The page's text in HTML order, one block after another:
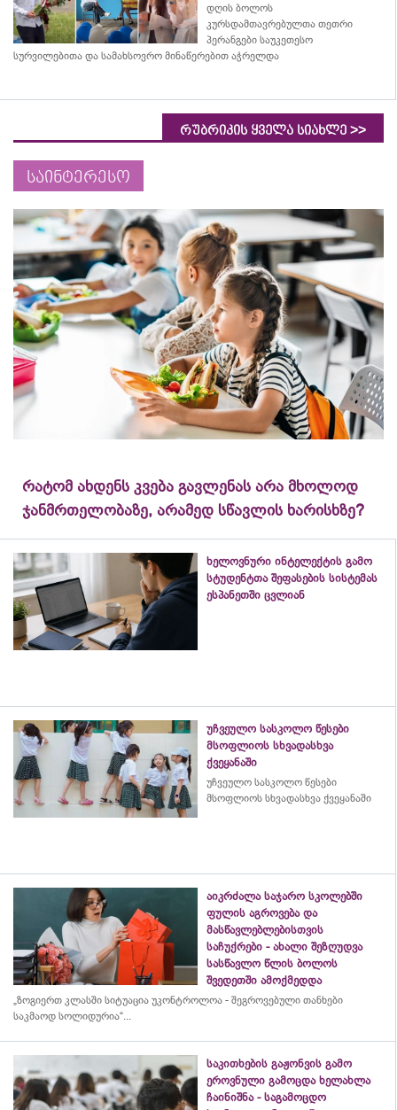
დღის ბოლოს
კურსდამთავრებულთა თეთრი
პერანგები საუკეთესო
სურვილებითა და სამახსოვრო მინაწერებით აჭრელდა
რუბრიკის ყველა სიახლე >>
საინტერესო
რატომ ახდენს კვება გავლენას არა მხოლოდ
ჯანმრთელობაზე, არამედ სწავლის ხარისხზე?
ხელოვნური ინტელექტის გამო
სტუდენტთა შეფასების სისტემას
ესპანეთში ცვლიან
უჩვეულო სასკოლო წესები
მსოფლიოს სხვადასხვა
ქვეყანაში
უჩვეულო სასკოლო წესები
მსოფლიოს სხვადასხვა ქვეყანაში
აიკრძალა საჯარო სკოლებში
ფულის აგროვება და
მასწავლებლებისთვის
საჩუქრები - ახალი შეზღუდვა
სასწავლო წლის ბოლოს
შვედეთში ამოქმედდა
„ზოგიერთ კლასში სიტუაცია უკონტროლოა - შეგროვებული თანხები
საკმაოდ სოლიდურია“...
საკითხების გაჟონვის გამო
ეროვნული გამოცდა ხელახლა
ჩაინიშნა - საგამოცდო